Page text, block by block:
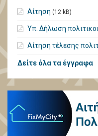
Αίτηση (12 kB)
Υπ. Δήλωση
Αίτηση τέλεσης
Δείτε όλα τα έγγραφα